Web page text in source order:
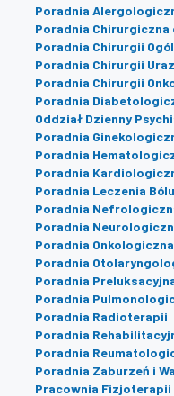
Poradnia
Poradnia Chirurgiczna
Poradnia Chirurgii
Poradnia Chirurgii
Poradnia Chirurgii
Poradnia
Oddział Dzienny
Poradnia
Poradnia
Poradnia
Poradnia Leczenia Bólu
Poradnia
Poradnia
Poradnia Onkologiczna
Poradnia
Poradnia
Poradnia
Poradnia Radioterapii
Poradnia
Poradnia
Poradnia Zaburzeń i
Pracownia